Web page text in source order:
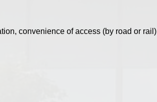
convenience of access (by road or rail)